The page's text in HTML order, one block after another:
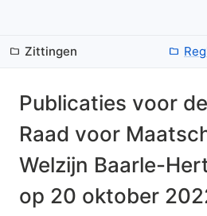
Zittingen
Publicaties voor
Raad voor
Welzijn Baarle-
op 20 oktober